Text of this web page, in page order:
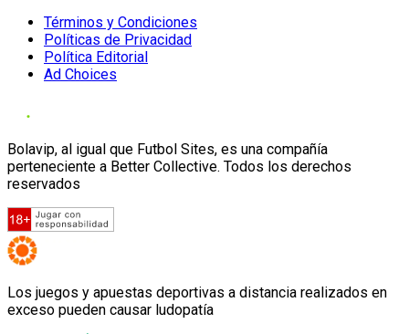
Términos y Condiciones
Políticas de Privacidad
Política Editorial
Ad Choices
Bolavip, al igual que Futbol Sites, es una compañía
perteneciente a Better Collective. Todos los derechos
reservados
Los juegos y apuestas deportivas a distancia realizados en
exceso pueden causar ludopatía